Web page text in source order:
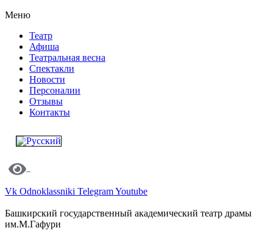
Меню
Театр
Афиша
Театральная весна
Спектакли
Новости
Персоналии
Отзывы
Контакты
Vk Odnoklassniki TelegramYoutube
Башкирский государственный академический театр драмы
им.М.Гафури